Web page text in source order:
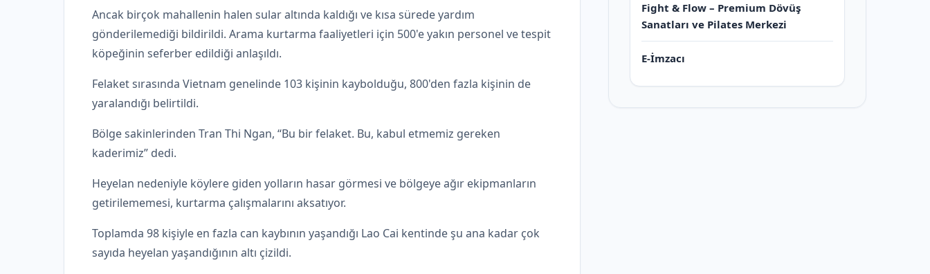
Ancak birçok mahallenin halen sular altında kaldığı ve kısa sürede yardım
gönderilemediği bildirildi. Arama kurtarma faaliyetleri için 500'e yakın personel ve tespit
köpeğinin seferber edildiği anlaşıldı.
Felaket sırasında Vietnam genelinde 103 kişinin kaybolduğu, 800'den fazla kişinin de
yaralandığı belirtildi.
Bölge sakinlerinden Tran Thi Ngan, “Bu bir felaket. Bu, kabul etmemiz gereken
kaderimiz” dedi.
Heyelan nedeniyle köylere giden yolların hasar görmesi ve bölgeye ağır ekipmanların
getirilememesi, kurtarma çalışmalarını aksatıyor.
Toplamda 98 kişiyle en fazla can kaybının yaşandığı Lao Cai kentinde şu ana kadar çok
sayıda heyelan yaşandığının altı çizildi.
Fight & Flow – Premium Dövüş
Sanatları ve Pilates Merkezi
E-İmzacı